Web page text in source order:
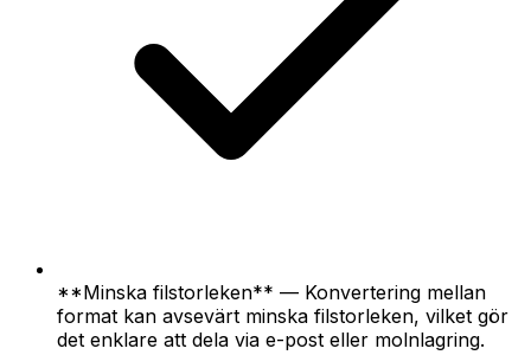
**Minska filstorleken** — Konvertering mellan
format kan avsevärt minska filstorleken, vilket gör
det enklare att dela via e-post eller molnlagring.